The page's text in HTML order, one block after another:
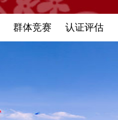
群体竞赛 认证评估